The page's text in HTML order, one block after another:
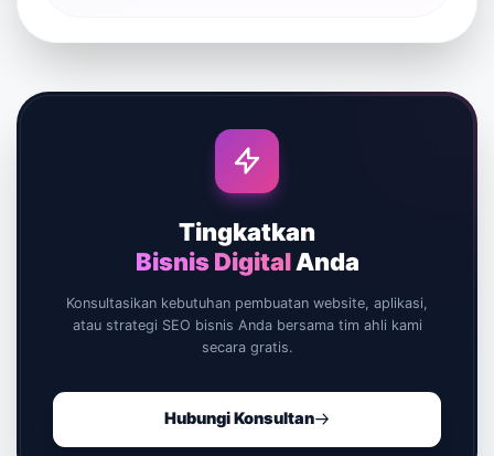
Tingkatkan
Bisnis DigitalAnda
Konsultasikan kebutuhan pembuatan website, aplikasi,
atau strategi SEO bisnis Anda bersama tim ahli kami
secara gratis.
Hubungi Konsultan